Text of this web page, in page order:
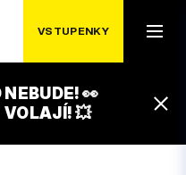
VSTUPENKY
👀
VOLAJÍ! 💥